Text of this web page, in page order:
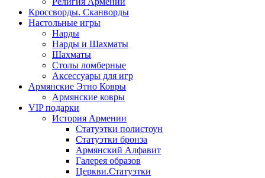
Кроссворды. Сканворды
Настольные игры
Нарды
Нарды и Шахматы
Шахматы
Столы ломберные
Аксессуары для игр
Армянские Этно Ковры
Армянские ковры
VIP подарки
История Армении
Статуэтки полистоун
Статуэтки бронза
Армянский Алфавит
Галерея образов
Церкви.Статуэтки